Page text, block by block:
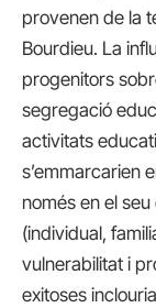
provenen de la
Bourdieu. La
progenitors
segregació
activitats
s’emmarcarien
només en el
(individual,
vulnerabilitat i
exitoses